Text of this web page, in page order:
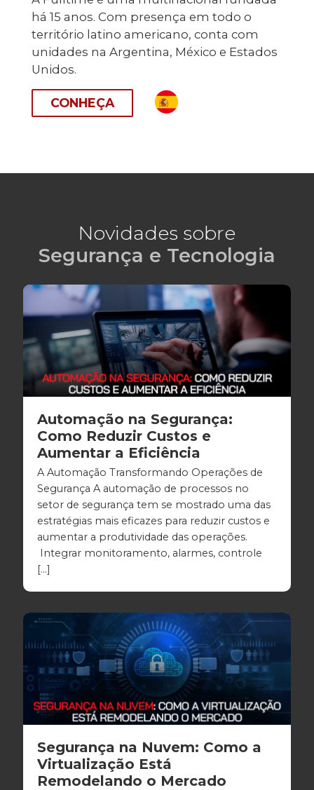
há 15 anos. Com presença em todo o
território latino americano, conta com
unidades na Argentina, México e Estados
Unidos.
CONHEÇA
Novidades sobre
Segurança e Tecnologia
Automação na Segurança:
Como Reduzir Custos e
Aumentar a Eficiência
A Automação Transformando Operações de
Segurança A automação de processos no
setor de segurança tem se mostrado uma das
estratégias mais eficazes para reduzir custos e
aumentar a produtividade das operações.
Integrar monitoramento, alarmes, controle
[…]
Segurança na Nuvem: Como a
Virtualização Está
Remodelando o Mercado